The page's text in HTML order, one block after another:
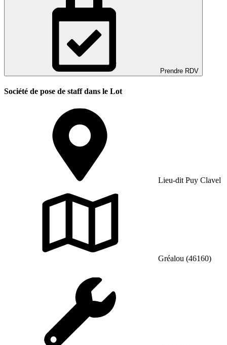
Prendre RDV
Société de pose de staff dans le Lot
Lieu-dit Puy Clavel
Gréalou (46160)